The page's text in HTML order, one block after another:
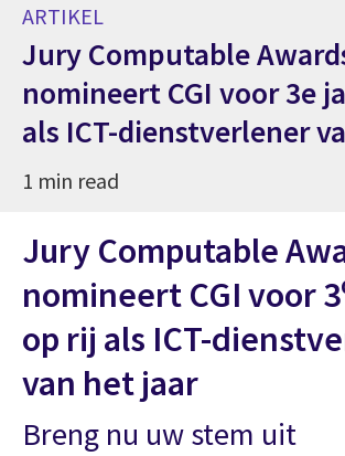
ARTIKEL
Jury Computable
nomineert CGI voor 3e
als ICT-dienstverlener
1 min read
Jury Computable
nomineert CGI voor 3
op rij als ICT-
van het jaar
Breng nu uw stem uit